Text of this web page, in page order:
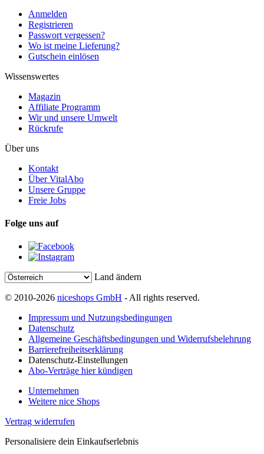
Anmelden
Registrieren
Passwort vergessen?
Wo ist meine Lieferung?
Gutschein einlösen
Wissenswertes
Magazin
Affiliate Programm
Wir und unsere Umwelt
Rückrufe
Über uns
Kontakt
Über VitalAbo
Unsere Gruppe
Freie Jobs
Folge uns auf
Land ändern
© 2010-2026 niceshops GmbH - All rights reserved.
Impressum und Nutzungsbedingungen
Datenschutz
Allgemeine Geschäftsbedingungen und Widerrufsbelehrung
Barrierefreiheitserklärung
Datenschutz-Einstellungen
Abo-Verträge hier kündigen
Unternehmen
Weitere nice Shops
Vertrag widerrufen
Personalisiere dein Einkaufserlebnis